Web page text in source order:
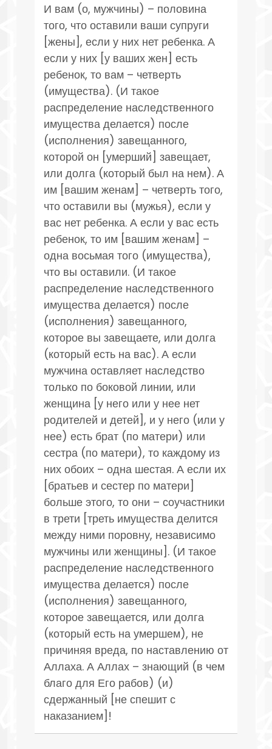
И вам (о, мужчины) – половина
того, что оставили ваши супруги
[жены], если у них нет ребенка. А
если у них [у ваших жен] есть
ребенок, то вам – четверть
(имущества). (И такое
распределение наследственного
имущества делается) после
(исполнения) завещанного,
которой он [умерший] завещает,
или долга (который был на нем). А
им [вашим женам] – четверть того,
что оставили вы (мужья), если у
вас нет ребенка. А если у вас есть
ребенок, то им [вашим женам] –
одна восьмая того (имущества),
что вы оставили. (И такое
распределение наследственного
имущества делается) после
(исполнения) завещанного,
которое вы завещаете, или долга
(который есть на вас). А если
мужчина оставляет наследство
только по боковой линии, или
женщина [у него или у нее нет
родителей и детей], и у него (или у
нее) есть брат (по матери) или
сестра (по матери), то каждому из
них обоих – одна шестая. А если их
[братьев и сестер по матери]
больше этого, то они – соучастники
в трети [треть имущества делится
между ними поровну, независимо
мужчины или женщины]. (И такое
распределение наследственного
имущества делается) после
(исполнения) завещанного,
которое завещается, или долга
(который есть на умершем), не
причиняя вреда, по наставлению от
Аллаха. А Аллах – знающий (в чем
благо для Его рабов) (и)
сдержанный [не спешит с
наказанием]!